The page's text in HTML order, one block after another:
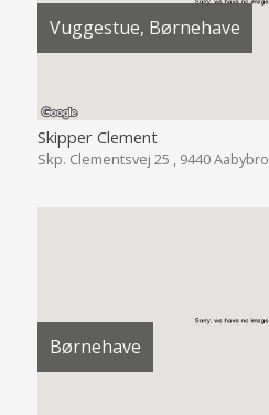
Vuggestue, Børnehave
Skipper Clement
Skp. Clementsvej 25 , 9440 Aabybro
Børnehave